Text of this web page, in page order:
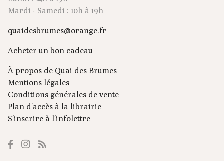
Mardi - Samedi : 10h à 19h
quaidesbrumes@orange.fr
Acheter un bon cadeau
À propos de Quai des Brumes
Mentions légales
Conditions générales de vente
Plan d'accès à la librairie
S’inscrire à l’infolettre